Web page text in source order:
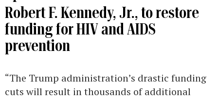
Robert F. Kennedy, Jr., to restore
funding for HIV and AIDS
prevention
“The Trump administration’s drastic funding
cuts will result in thousands of additional